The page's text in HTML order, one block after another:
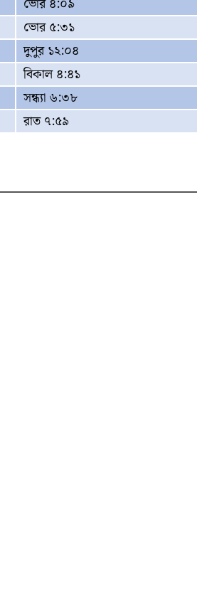
ভোর ৫:৩১
দুপুর ১২:০৪
বিকাল ৪:৪১
সন্ধ্যা ৬:৩৮
রাত ৭:৫৯